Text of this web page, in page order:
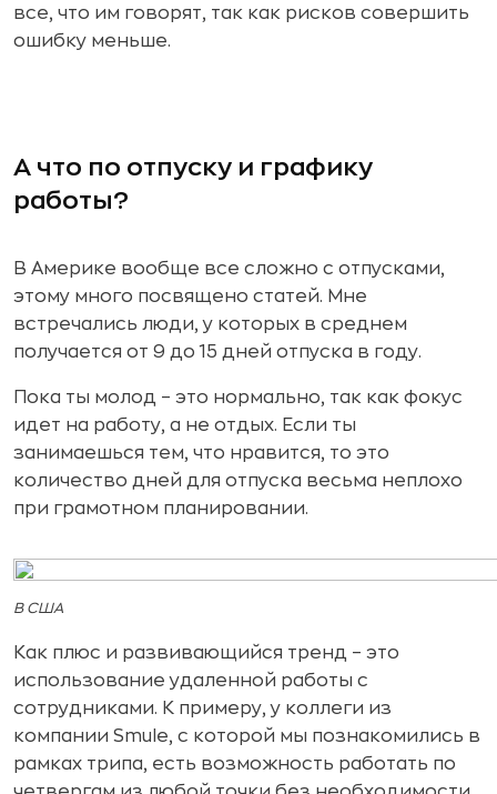
все, что им говорят, так как рисков совершить
ошибку меньше.
А что по отпуску и графику
работы?
В Америке вообще все сложно с отпусками,
этому много посвящено статей. Мне
встречались люди, у которых в среднем
получается от 9 до 15 дней отпуска в году.
Пока ты молод – это нормально, так как фокус
идет на работу, а не отдых. Если ты
занимаешься тем, что нравится, то это
количество дней для отпуска весьма неплохо
при грамотном планировании.
В США
Как плюс и развивающийся тренд – это
использование удаленной работы с
сотрудниками. К примеру, у коллеги из
компании Smule, с которой мы познакомились в
рамках трипа, есть возможность работать по